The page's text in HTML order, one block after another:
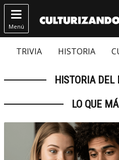

Menú
TRIVIA HISTORIA
HISTORIA DEL
LO QUE